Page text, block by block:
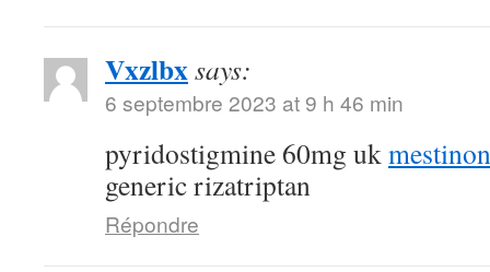
Vxzlbxsays:
6 septembre 2023 at 9 h 46 min
pyridostigmine 60mg uk
generic rizatriptan
Répondre